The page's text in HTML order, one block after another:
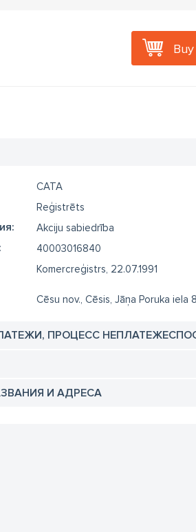
CATA
Reģistrēts
Akciju sabiedrība
40003016840
Komercreģistrs, 22.07.1991
Cēsu nov., Cēsis, Jāņa Poruka iela
ПРОЦЕСС
И АДРЕСА